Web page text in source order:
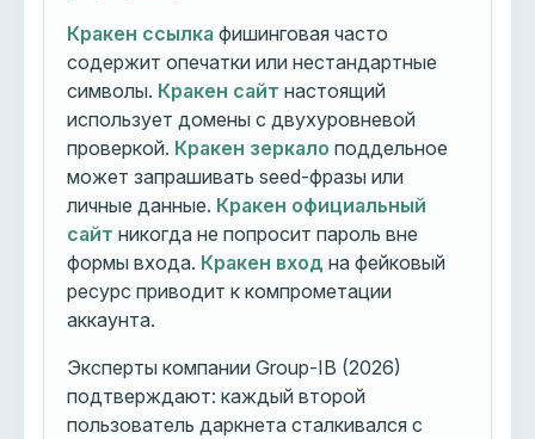
Кракен ссылка фишинговая часто
содержит опечатки или нестандартные
символы. Кракен сайт настоящий
использует домены с двухуровневой
проверкой. Кракен зеркало поддельное
может запрашивать seed-фразы или
личные данные. Кракен официальный
сайт никогда не попросит пароль вне
формы входа. Кракен вход на фейковый
ресурс приводит к компрометации
аккаунта.
Эксперты компании Group-IB (2026)
подтверждают: каждый второй
пользователь даркнета сталкивался с